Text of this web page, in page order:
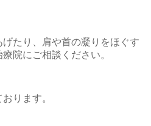
たり、肩や首の凝りをほぐす
院にご相談ください。
ります。